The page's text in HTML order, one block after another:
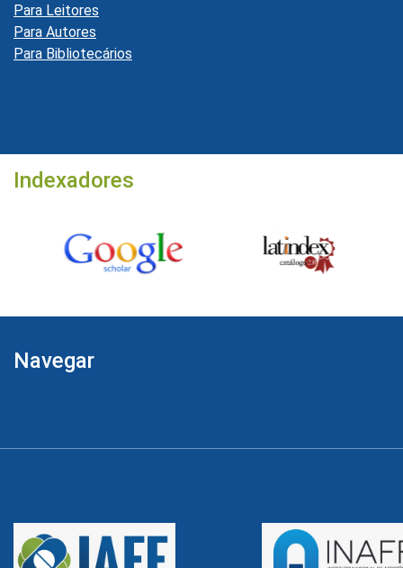
Para Leitores
Para Autores
Para Bibliotecários
Indexadores
Navegar